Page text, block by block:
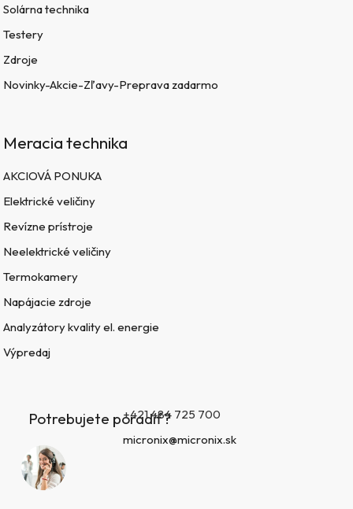
Solárna technika
Testery
Zdroje
Novinky-Akcie-Zľavy-Preprava zadarmo
Meracia technika
AKCIOVÁ PONUKA
Elektrické veličiny
Revízne prístroje
Neelektrické veličiny
Termokamery
Napájacie zdroje
Analyzátory kvality el. energie
Výpredaj
Potrebujete poradiť?+421 484 725 700
micronix@micronix.sk